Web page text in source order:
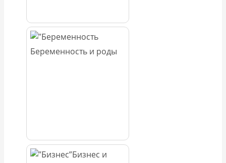
Беременность и роды
Бизнес и